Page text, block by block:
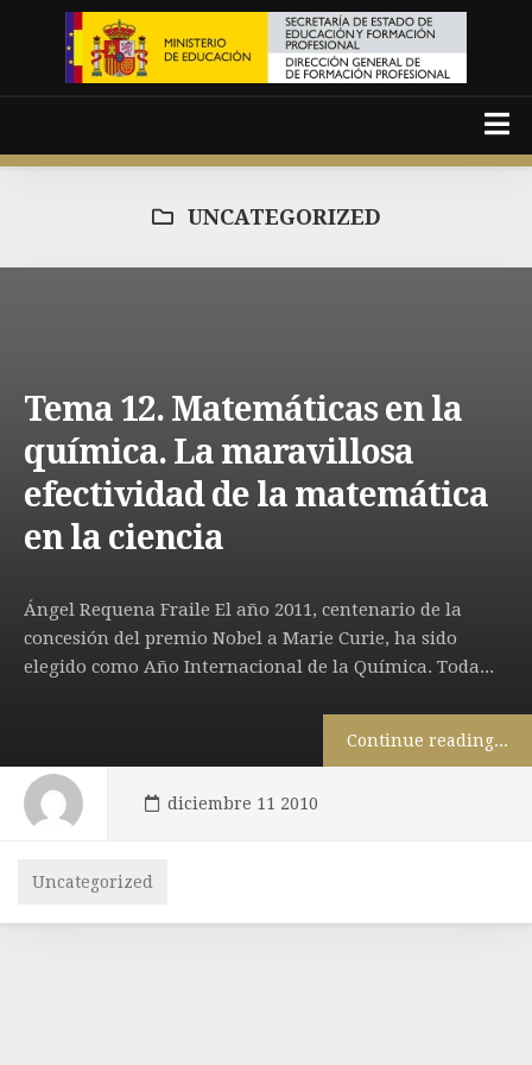
Español
Presentación
Temas
Área de monitores
Matemáticas en la montaña
UNCATEGORIZED
Tema 12. Matemáticas en la
química. La maravillosa
efectividad de la matemática
en la ciencia
Ángel Requena Fraile El año 2011, centenario de la
concesión del premio Nobel a Marie Curie, ha sido
elegido como Año Internacional de la Química. Toda...
Continue reading...
diciembre 11 2010
Uncategorized